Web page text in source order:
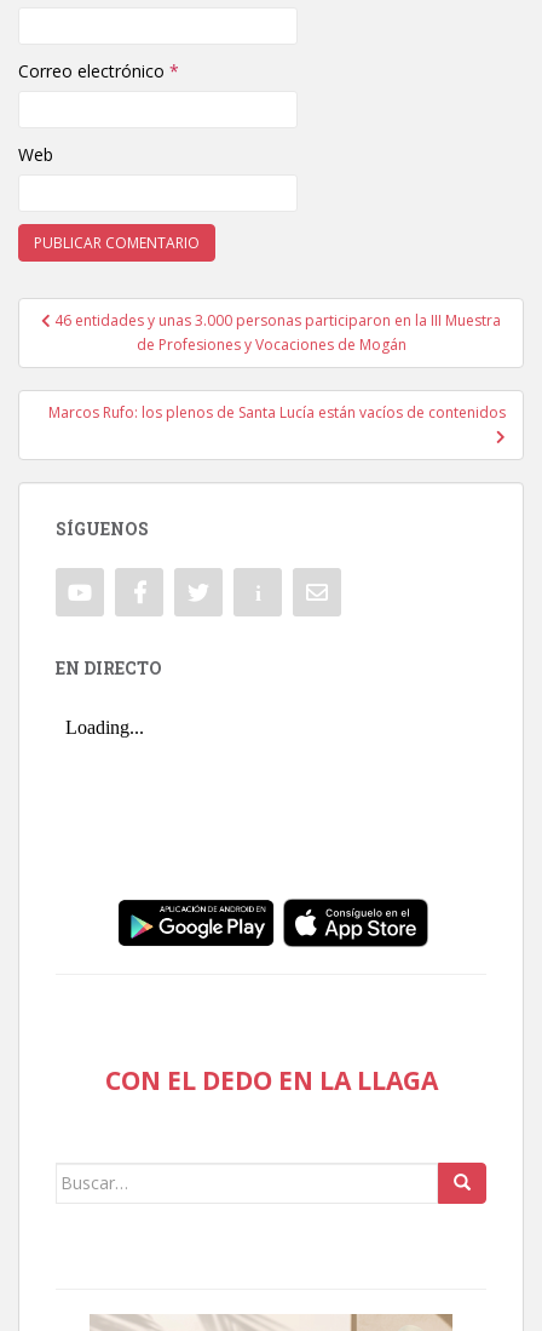
Correo electrónico *
Web
Navegación de entradas
46 entidades y unas 3.000 personas participaron en la III Muestra
de Profesiones y Vocaciones de Mogán
Marcos Rufo: los plenos de Santa Lucía están vacíos de contenidos
SÍGUENOS
EN DIRECTO
CON EL DEDO EN LA LLAGA
Buscar: